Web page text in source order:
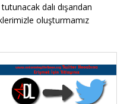
dalı dışarıdan
oluşturmamız